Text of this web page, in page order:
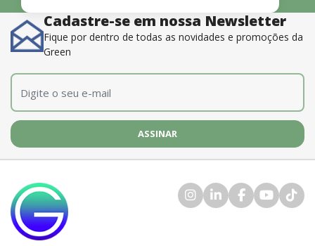
Cadastre-se em nossa Newsletter
Fique por dentro de todas as novidades e promoções da
Green
E-mail